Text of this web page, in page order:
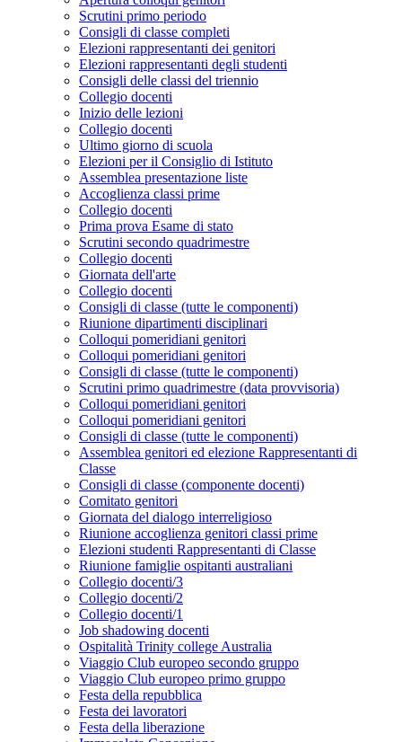
Scrutini primo periodo
Consigli di classe completi
Elezioni rappresentanti dei genitori
Elezioni rappresentanti degli studenti
Consigli delle classi del triennio
Collegio docenti
Inizio delle lezioni
Collegio docenti
Ultimo giorno di scuola
Elezioni per il Consiglio di Istituto
Assemblea presentazione liste
Accoglienza classi prime
Collegio docenti
Prima prova Esame di stato
Scrutini secondo quadrimestre
Collegio docenti
Giornata dell'arte
Collegio docenti
Consigli di classe (tutte le componenti)
Riunione dipartimenti disciplinari
Colloqui pomeridiani genitori
Colloqui pomeridiani genitori
Consigli di classe (tutte le componenti)
Scrutini primo quadrimestre (data provvisoria)
Colloqui pomeridiani genitori
Colloqui pomeridiani genitori
Consigli di classe (tutte le componenti)
Assemblea genitori ed elezione Rappresentanti di
Classe
Consigli di classe (componente docenti)
Comitato genitori
Giornata del dialogo interreligioso
Riunione accoglienza genitori classi prime
Elezioni studenti Rappresentanti di Classe
Riunione famiglie ospitanti australiani
Collegio docenti/3
Collegio docenti/2
Collegio docenti/1
Job shadowing docenti
Ospitalità Trinity college Australia
Viaggio Club europeo secondo gruppo
Viaggio Club europeo primo gruppo
Festa della repubblica
Festa dei lavoratori
Festa della liberazione